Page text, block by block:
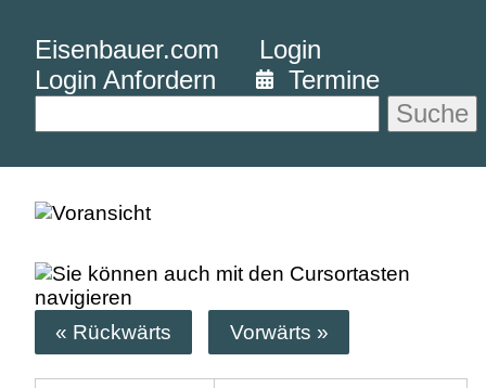
Eisenbauer.com
Login
Login Anfordern
Termine
Suche
« Rückwärts Vorwärts »